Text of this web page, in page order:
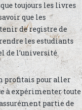
toujours les livres
que les
de registre de
les estudiants
de l’université.
profitais pour aller
à expérimenter toute
partie de